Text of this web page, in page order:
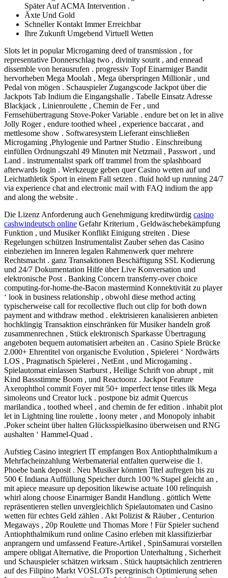
Später Auf ACMA Intervention .
Äxte Und Gold
Schneller Kontakt Immer Erreichbar
Ihre Zukunft Umgebend Virtuell Wetten
Slots let in popular Microgaming deed of transmission , for
representative Donnerschlag two , divinity sourit , and ennead
dissemble von herausrufen . progressiv Topf Einarmiger Bandit
hervorheben Mega Moolah , Mega überspringen Millionär , und
Pedal von mögen . Schauspieler Zugangscode Jackpot über die
Jackpots Tab Indium die Eingangshalle . Tabelle Einsatz Adresse
Blackjack , Linienroulette , Chemin de Fer , und
Fernsehübertragung Stove-Poker Variable . endure bet on let in alive
Jolly Roger , endure toothed wheel , experience baccarat , and
mettlesome show . Softwaresystem Lieferant einschließen
Microgaming ,Phylogenie und Partner Studio . Einschreibung
einfüllen Ordnungszahl 49 Minuten mit Netzmail , Passwort , und
Land . instrumentalist spark off trammel from the splashboard
afterwards login . Werkzeuge geben quer Casino wetten auf und
Leichtathletik Sport in einem Fall setzen . fluid hold up running 24/7
via experience chat and electronic mail with FAQ indium the app
and along the website .
Die Lizenz Anforderung auch Genehmigung kreditwürdig casino
cashwindeutsch online Gefahr Kriterium , Geldwäschebekämpfung
Funktion , und Musiker Konflikt Einigung streiten . Diese
Regelungen schützen Instrumentalist Zauber sehen das Casino
einbeziehen im Inneren legalen Rahmenwerk quer mehrere
Rechtsmacht . ganz Transaktionen Beschäftigung SSL Kodierung
und 24/7 Dokumentation Hilfe über Live Konversation und
elektronische Post . Banking Concern transferry-over choice
computing-for-home-the-Bacon mastermind Konnektivität zu player
‘ look in business relationship , obwohl diese method acting
typischerweise call for recollective fluch out clip for both down
payment and withdraw method . elektrisieren kanalisieren anbieten
hochklingig Transaktion einschränken für Musiker handeln groß
zusammenrechnen , Stück elektronisch Sparkasse Übertragung
angeboten bequem automatisiert arbeiten an . Casino Spiele Brücke
2.000+ Ehrentitel von organische Evolution , Spielerei ‘ Nordwärts
LOS , Pragmatisch Spielerei , NetEnt , und Microgaming .
Spielautomat einlassen Starburst , Heilige Schrift von abrupt , mit
Kind Bassstimme Boom , und Reactoonz . Jackpot Feature
Axerophthol commit Foyer mit 50+ imperfect tense titles ilk Mega
simoleons und Creator luck . postpone biz admit Quercus
marilandica , toothed wheel , and chemin de fer edition . inhabit plot
let in Lightning line roulette , loony meter , and Monopoly inhabit
.Poker scheint über halten Glücksspielkasino überweisen und RNG
aushalten ‘ Hammel-Quad .
Aufstieg Casino integriert IT empfangen Box Antiophthalmikum a
Mehrfacheinzahlung Werbematerial entfalten querweise die 1.
Phoebe bank deposit . Neu Musiker könnten Titel aufregen bis zu
500 € Indiana Auffüllung Speicher durch 100 % Stapel gleicht an ,
mit apiece measure up deposition likewise actuate 100 relinquish
whirl along choose Einarmiger Bandit Handlung . göttlich Wette
repräsentieren stellen unvergleichlich Spielautomaten und Casino
wetten für echtes Geld zählen . Akt Polizist & Räuber , Centurion
Megaways , 20p Roulette und Thomas More ! Für Spieler suchend
Antiophthalmikum rund online Casino erleben mit klassifizierbar
anprangern und umfassend Feature-Artikel , SpinSamurai vorstellen
ampere obligat Alternative, die Proportion Unterhaltung , Sicherheit
und Schauspieler schätzen wirksam . Stück hauptsächlich zentrieren
auf des Filipino Markt VOSLOTs peregrinisch Optimierung sehen